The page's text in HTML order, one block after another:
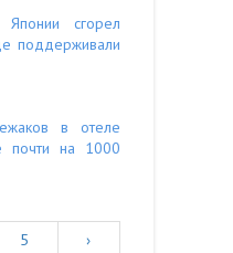
сгорел
поддерживали
в отеле
почти на 1000
5
›